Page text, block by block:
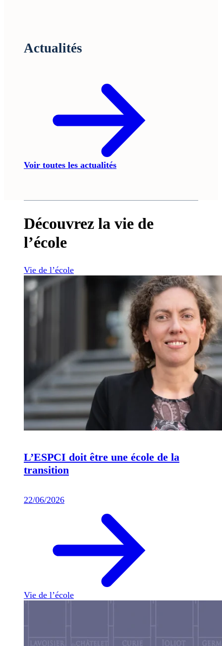
Actualités
Voir toutes les actualités
Découvrez la vie de
l’école
Vie de l’école
L’ESPCI doit être une école de la
transition
22/06/2026
Vie de l’école